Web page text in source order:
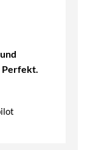
Perfekt.